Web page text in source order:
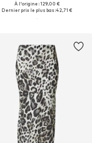
À l'origine : 129,00 €
Dernier prix le plus bas :42,71 €